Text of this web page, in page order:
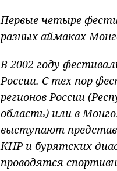
Первые четыре
разных аймаках
В 2002 году
России. С тех пор
регионов России
область) или в
выступают
КНР и бурятских
проводятся